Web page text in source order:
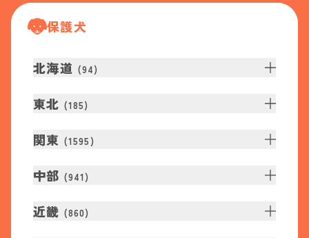
保護犬
北海道 (94)
東北 (185)
関東 (1595 )
中部 (941 )
近畿 (860)